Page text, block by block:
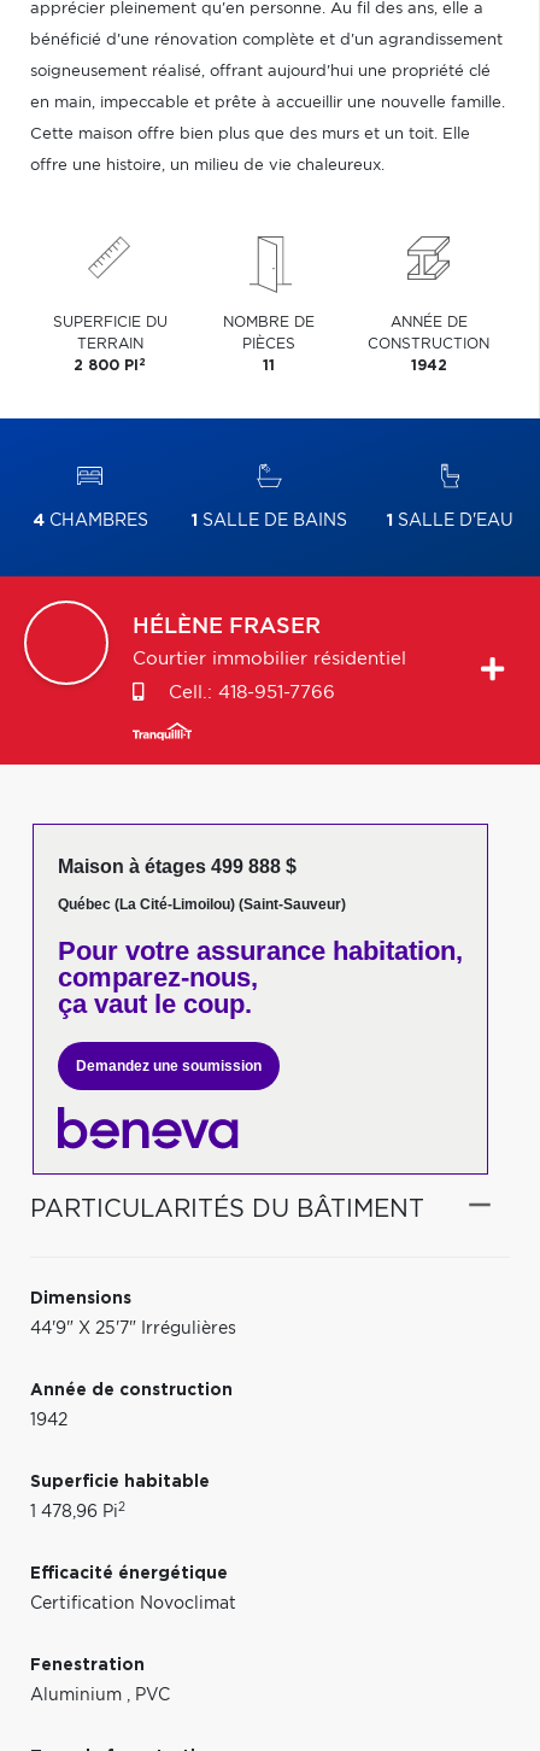
apprécier pleinement qu'en personne. Au fil des ans, elle a
bénéficié d'une rénovation complète et d'un agrandissement
soigneusement réalisé, offrant aujourd'hui une propriété clé
en main, impeccable et prête à accueillir une nouvelle famille.
Cette maison offre bien plus que des murs et un toit. Elle
offre une histoire, un milieu de vie chaleureux.
SUPERFICIE DU
TERRAIN
2 800 PI 2
NOMBRE DE
PIÈCES
11
ANNÉE DE
CONSTRUCTION
1942
4CHAMBRES 1 SALLE DE BAINS 1 SALLE D'EAU
HÉLÈNE FRASER
Courtier immobilier résidentiel
Cell.: 418-951-7766
Maison à étages 499 888 $
Québec (La Cité-Limoilou) (Saint-Sauveur)
Pour votreassurance habitation,
comparez-nous,
ça vaut le coup.
Demandez une soumission
PARTICULARITÉS DU BÂTIMENT
Dimensions
44'9" X 25'7" Irrégulières
Année de construction
1942
Superficie habitable
1 478,96 Pi2
Efficacité énergétique
Certification Novoclimat
Fenestration
Aluminium , PVC